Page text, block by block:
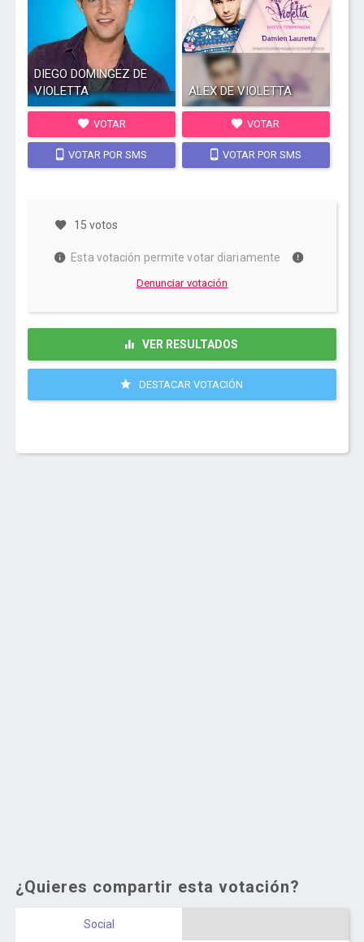
DIEGO DOMINGEZ DE
VIOLETTA
VOTAR
VOTAR POR SMS
ALEX DE VIOLETTA
VOTAR
VOTAR POR SMS
15 votos
Esta votación permite votar diariamente
Denunciar votación
VER RESULTADOS
DESTACAR VOTACIÓN
¿Quieres compartir esta votación?
Social